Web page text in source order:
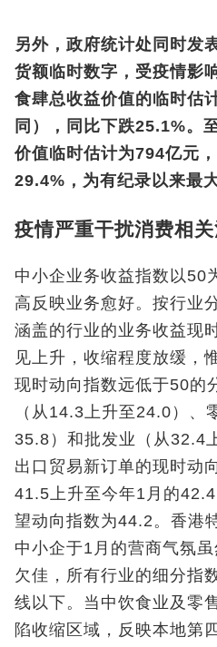
另外，政府统计处同时发
货额临时数字，受疫情影
食肆总收益价值的临时估
同），同比下跌25.1%。
价值临时估计为794亿元
29.4%，为有纪录以来最
疫情严重干扰消费相
中小企业务收益指数以50
高反映业务愈好。按行业
涵盖的行业的业务收益现
见上升，收缩程度放缓，
现时动向指数远低于50的
（从14.3上升至24.0）、
35.8）和批发业（从32.4
出口贸易新订单的现时动
41.5上升至今年1月的
望动向指数为44.2。香港
中小企于1月的营商气氛
欠佳，所有行业的细分指
线以下。当中饮食业及零
陷收缩区域，反映本地第